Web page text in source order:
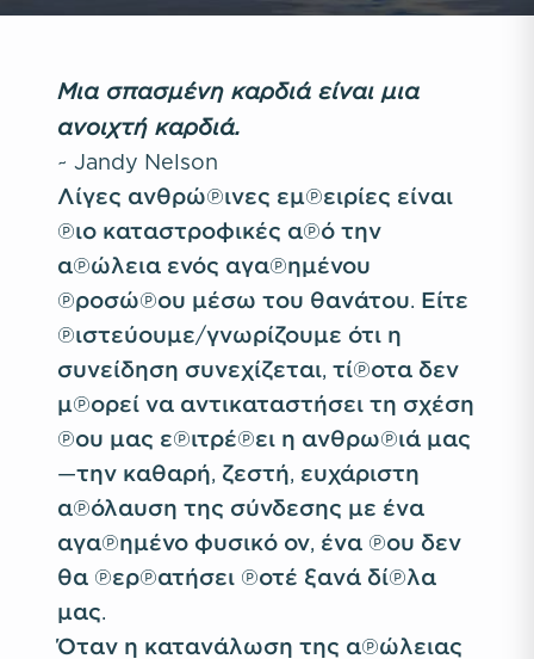
Μια σπασμένη καρδιά είναι μια
ανοιχτή καρδιά.
~ Jandy Nelson
Λίγες ανθρώπινες εμπειρίες είναι
πιο καταστροφικές από την
απώλεια ενός αγαπημένου
προσώπου μέσω του θανάτου. Είτε
πιστεύουμε/γνωρίζουμε ότι η
συνείδηση συνεχίζεται, τίποτα δεν
μπορεί να αντικαταστήσει τη σχέση
που μας επιτρέπει η ανθρωπιά μας
—την καθαρή, ζεστή, ευχάριστη
απόλαυση της σύνδεσης με ένα
αγαπημένο φυσικό ον, ένα που δεν
θα περπατήσει ποτέ ξανά δίπλα
μας.
Όταν η κατανάλωση της απώλειας